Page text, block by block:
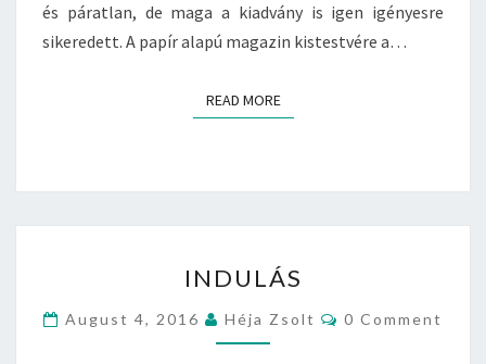
E
N
E
S
R
M
I
C
és páratlan, de maga a kiadvány is igen igényesre
sikeredett. A papír alapú magazin kistestvére a…
READ MOREREAD MORE
N
U
L
INDULÁS
August 4, 2016 Héja Zsolt
C
O
0 Comment